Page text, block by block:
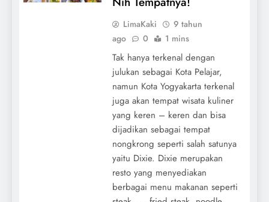
LimaKaki
9 tahun
ago
0 1 mins
Tak hanya terkenal dengan
julukan sebagai Kota Pelajar,
namun Kota Yogyakarta terkenal
juga akan tempat wisata kuliner
yang keren – keren dan bisa
dijadikan sebagai tempat
nongkrong seperti salah satunya
yaitu Dixie. Dixie merupakan
resto yang menyediakan
berbagai menu makanan seperti